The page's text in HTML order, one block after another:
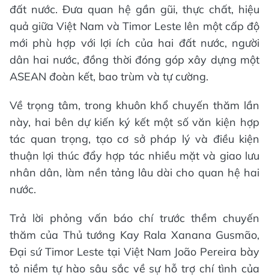
đất nước. Đưa quan hệ gần gũi, thực chất, hiệu
quả giữa Việt Nam và Timor Leste lên một cấp độ
mới phù hợp với lợi ích của hai đất nước, người
dân hai nước, đồng thời đóng góp xây dựng một
ASEAN đoàn kết, bao trùm và tự cường.
Về trọng tâm, trong khuôn khổ chuyến thăm lần
này, hai bên dự kiến ký kết một số văn kiện hợp
tác quan trọng, tạo cơ sở pháp lý và điều kiện
thuận lợi thúc đẩy hợp tác nhiều mặt và giao lưu
nhân dân, làm nền tảng lâu dài cho quan hệ hai
nước.
Trả lời phỏng vấn báo chí trước thềm chuyến
thăm của Thủ tướng Kay Rala Xanana Gusmão,
Đại sứ Timor Leste tại Việt Nam João Pereira bày
tỏ niềm tự hào sâu sắc về sự hỗ trợ chí tình của